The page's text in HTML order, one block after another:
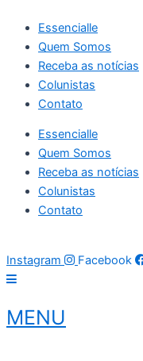
para
conteúdo
Essencialle
Quem Somos
Receba as notícias
Colunistas
Contato
Essencialle
Quem Somos
Receba as notícias
Colunistas
Contato
Instagram
Facebook
MENU